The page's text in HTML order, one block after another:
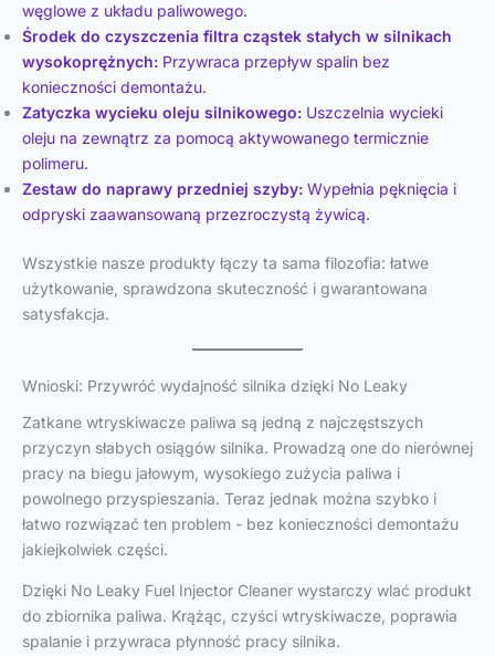
węglowe z układu paliwowego.
Środek do czyszczenia filtra cząstek stałych w silnikach
wysokoprężnych: Przywraca przepływ spalin bez
konieczności demontażu.
Zatyczka wycieku oleju silnikowego: Uszczelnia wycieki
oleju na zewnątrz za pomocą aktywowanego termicznie
polimeru.
Zestaw do naprawy przedniej szyby: Wypełnia pęknięcia i
odpryski zaawansowaną przezroczystą żywicą.
Wszystkie nasze produkty łączy ta sama filozofia: łatwe
użytkowanie, sprawdzona skuteczność i gwarantowana
satysfakcja.
Wnioski: Przywróć wydajność silnika dzięki No Leaky
Zatkane wtryskiwacze paliwa są jedną z najczęstszych
przyczyn słabych osiągów silnika. Prowadzą one do nierównej
pracy na biegu jałowym, wysokiego zużycia paliwa i
powolnego przyspieszania. Teraz jednak można szybko i
łatwo rozwiązać ten problem - bez konieczności demontażu
jakiejkolwiek części.
Dzięki No Leaky Fuel Injector Cleaner wystarczy wlać produkt
do zbiornika paliwa. Krążąc, czyści wtryskiwacze, poprawia
spalanie i przywraca płynność pracy silnika.